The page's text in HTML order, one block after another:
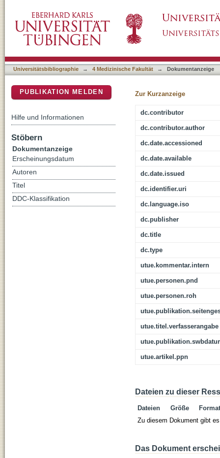
Universitätsbibliographie → 4 Medizinische Fakultät → Dokumentanzeige
Zur Kurzanzeige
dc.contributor
dc.contributor.author
dc.date.accessioned
dc.date.available
dc.date.issued
dc.identifier.uri
dc.language.iso
dc.publisher
dc.title
dc.type
utue.kommentar.intern
utue.personen.pnd
utue.personen.roh
utue.titel.verfasserangabe
utue.artikel.ppn
Dateien zu dieser
Dateien Größe
Format
Zu diesem Dokument gibt
Das Dokument
PUBLIKATION MELDEN
Hilfe und Informationen
Stöbern
Dokumentanzeige
Erscheinungsdatum
Autoren
Titel
DDC-Klassifikation